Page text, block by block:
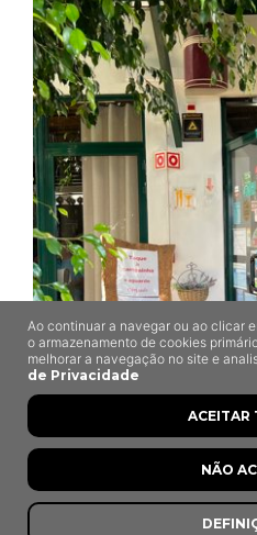
A Talha (de
Grândola
Ao continuar a navegar ou ao clicar
o armazenamento de cookies
melhorar a navegação no site e
de Privacidade
NÃO
ACEITAR